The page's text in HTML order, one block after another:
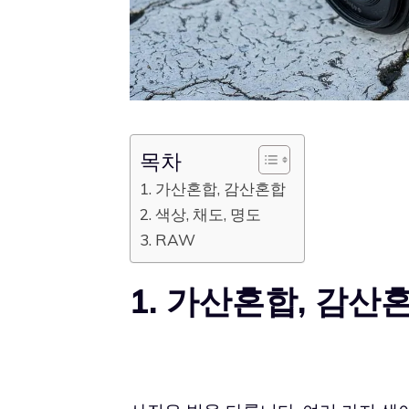
목차
1. 가산혼합, 감산혼합
2. 색상, 채도, 명도
3. RAW
1. 가산혼합, 감산